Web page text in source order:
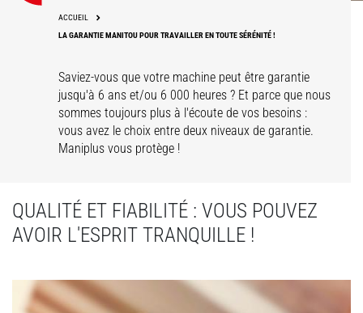
ACCUEIL
LA GARANTIE MANITOU POUR TRAVAILLER EN TOUTE SÉRÉNITÉ !
Saviez-vous que votre machine peut être garantie
jusqu'à 6 ans et/ou 6 000 heures ? Et parce que nous
sommes toujours plus à l'écoute de vos besoins :
vous avez le choix entre deux niveaux de garantie.
Maniplus vous protège !
QUALITÉ ET FIABILITÉ : VOUS POUVEZ
AVOIR L'ESPRIT TRANQUILLE !